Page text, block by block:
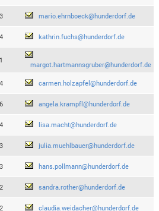
mario.ehrnboeck@hunderdorf.de
kathrin.fuchs@hunderdorf.de
margot.hartmannsgruber@hunderdorf.de
carmen.holzapfel@hunderdorf.de
angela.krampfl@hunderdorf.de
lisa.macht@hunderdorf.de
julia.muehlbauer@hunderdorf.de
hans.pollmann@hunderdorf.de
sandra.rother@hunderdorf.de
claudia.weidacher@hunderdorf.de